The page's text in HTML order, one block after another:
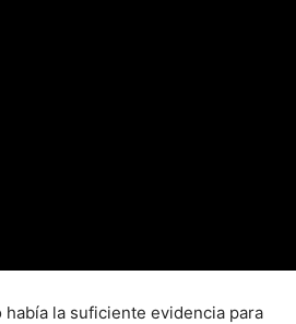
la suficiente evidencia para